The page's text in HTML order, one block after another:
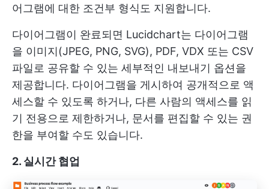
어그램에 대한 조건부 형식도 지원합니다.
다이어그램이 완료되면 Lucidchart는 다이어그램
을 이미지(JPEG, PNG, SVG), PDF, VDX 또는 CSV
파일로 공유할 수 있는 세부적인 내보내기 옵션을
제공합니다. 다이어그램을 게시하여 공개적으로 액
세스할 수 있도록 하거나, 다른 사람의 액세스를 읽
기 전용으로 제한하거나, 문서를 편집할 수 있는 권
한을 부여할 수도 있습니다.
2. 실시간 협업